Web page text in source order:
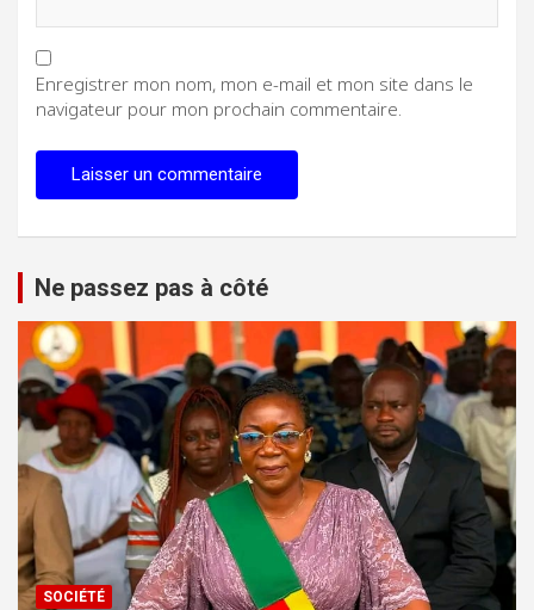
Enregistrer mon nom, mon e-mail et mon site dans le
navigateur pour mon prochain commentaire.
Ne passez pas à côté
SOCIÉTÉ